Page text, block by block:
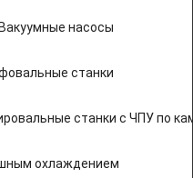
Вакуумные насосы
станки
станки с ЧПУ по
охлаждением